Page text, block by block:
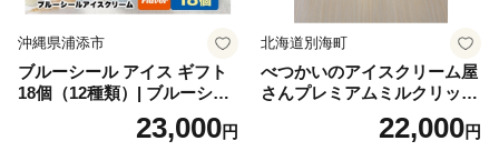
沖縄県浦添市
ブルーシール アイス ギフト
18個（12種類）| ブルーシー
ルアイス ブルーシールアイ
スクリーム 着日指定可能 送
23,000円
北海道別海町
べつかいのアイスクリーム屋
さんプレミアムミルクリッチ
12個（AP-01）（ 北海道アイ
ス 北海道産アイス アイス ア
22,000円